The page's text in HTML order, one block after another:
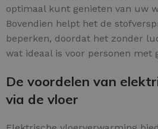
optimaal kunt genieten van uw
Bovendien helpt het de
beperken, doordat het zonder
wat ideaal is voor personen met
De voordelen van
via de vloer